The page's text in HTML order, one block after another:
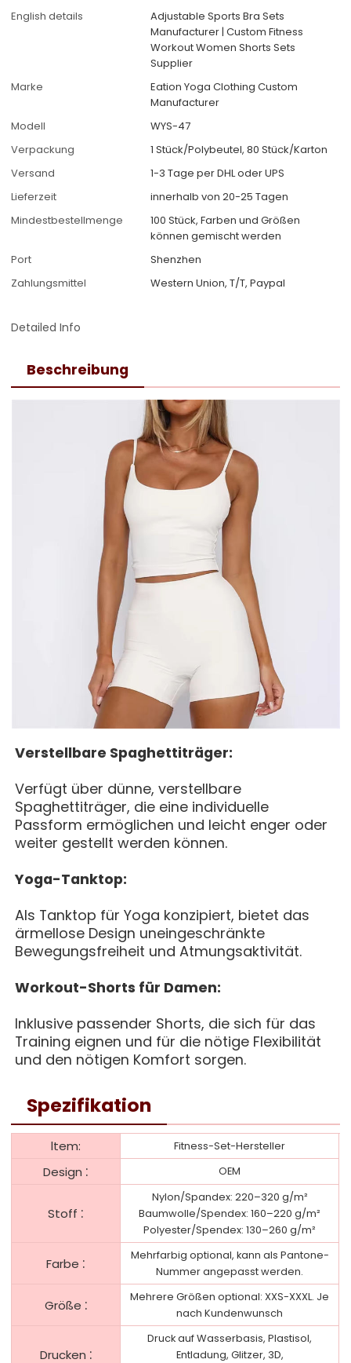
English details
Adjustable Sports Bra Sets
Manufacturer | Custom Fitness
Workout Women Shorts Sets
Supplier
Marke
Eation Yoga Clothing Custom
Manufacturer
Modell
WYS-47
Verpackung
1 Stück/Polybeutel, 80 Stück/Karton
Versand
1-3 Tage per DHL oder UPS
Lieferzeit
innerhalb von 20-25 Tagen
Mindestbestellmenge
100 Stück, Farben und Größen
können gemischt werden
Port
Shenzhen
Zahlungsmittel
Western Union, T/T, Paypal
Detailed Info
Beschreibung
Verstellbare Spaghettiträger:
Verfügt über dünne, verstellbare
Spaghettiträger, die eine individuelle
Passform ermöglichen und leicht enger oder
weiter gestellt werden können.
Yoga-Tanktop:
Als Tanktop für Yoga konzipiert, bietet das
ärmellose Design uneingeschränkte
Bewegungsfreiheit und Atmungsaktivität.
Workout-Shorts für Damen:
Inklusive passender Shorts, die sich für das
Training eignen und für die nötige Flexibilität
und den nötigen Komfort sorgen.
Spezifikation
ltem: Fitness-Set-Hersteller
Design : OEM
Stoff :
Nylon/Spandex: 220–320 g/m²
Baumwolle/Spendex: 160–220 g/m²
Polyester/Spendex: 130–260 g/m²
Farbe :
Mehrfarbig optional, kann als Pantone-
Nummer angepasst werden.
Größe :
Mehrere Größen optional: XXS-XXXL. Je
nach Kundenwunsch
Drucken :
Druck auf Wasserbasis, Plastisol,
Entladung, Glitzer, 3D,